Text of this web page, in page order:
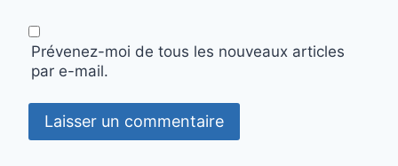
Prévenez-moi de tous les nouveaux articles
par e-mail.